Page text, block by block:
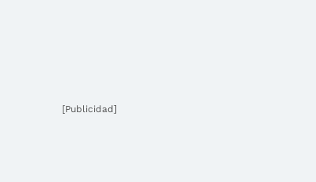
[Publicidad]